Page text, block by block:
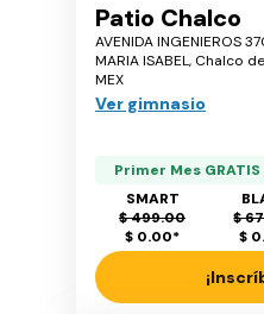
Patio Chalco
AVENIDA INGENIEROS
MARIA ISABEL, Chalco
MEX
Ver gimnasio
Primer Mes GRATIS
SMART
$ 499.00
$ 0.00*
$
$